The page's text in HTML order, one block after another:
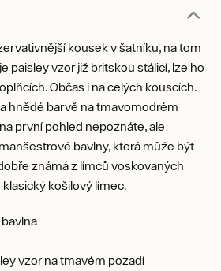
kousek v šatníku, na tom
paisley vzor již britskou stálicí, lze ho
Občas i na celých kouscích.
hnědé barvě na tmavomodrém
první pohled nepoznáte, ale
bavlny, která může být
známá z límců voskovaných
košilový límec.
vzor na tmavém pozadí